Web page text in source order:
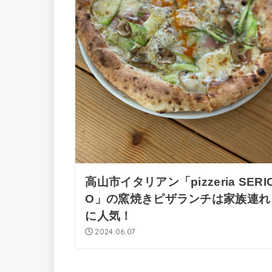
高山市イタリアン「pizzeria
O」の窯焼きピザランチは家族連れ
に人気！
2024.06.07